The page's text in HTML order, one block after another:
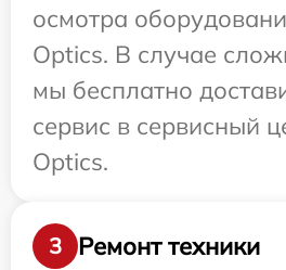
осмотра
Optics. В случае
мы бесплатно
сервис в сервисный
Optics.
3
Ремонт техники